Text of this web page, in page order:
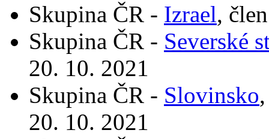
Skupina ČR - Izrael,
Skupina ČR - Severské
20. 10. 2021
Skupina ČR - Slovinsko
20. 10. 2021